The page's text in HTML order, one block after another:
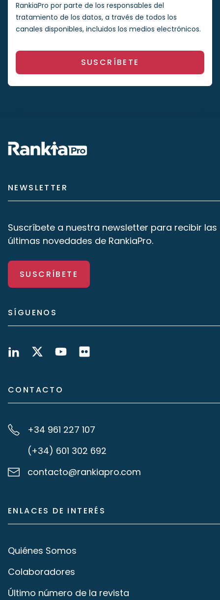
RankiaPro por parte de los responsables del
tratamiento de los datos, a través de todos los
canales disponibles, incluidos los medios electrónicos.
SUSCRÍBETE
NEWSLETTER
Suscríbete a nuestra newsletter para recibir las
últimas novedades de RankiaPro.
SUSCRÍBETE
SÍGUENOS
CONTACTO
+34 961 227 107
(+34) 601 302 692
contacto@rankiapro.com
ENLACES DE INTERÉS
Quiénes Somos
Colaboradores
Último número de la revista